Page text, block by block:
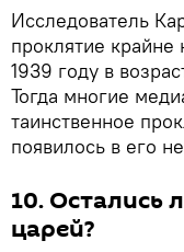
Исследователь
проклятие крайне
1939 году в
Тогда многие
таинственное
появилось в его
10. Остались
царей?